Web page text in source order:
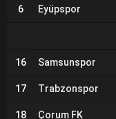
6 Eyüpspor
16 Samsunspor
17 Trabzonspor
18 Çorum FK